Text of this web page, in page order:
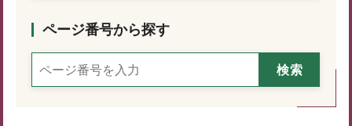
ページ番号から探す